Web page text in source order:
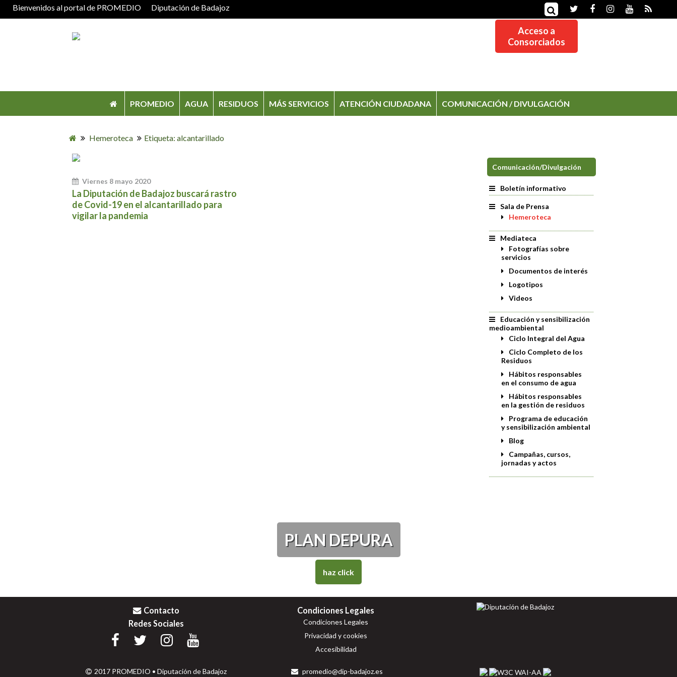
Bienvenidos al portal de PROMEDIO Diputación de Badajoz
Acceso a
Consorciados
PROMEDIO AGUA RESIDUOS MÁS SERVICIOS ATENCIÓN CIUDADANA COMUNICACIÓN / DIVULGACIÓN
Hemeroteca Etiqueta: alcantarillado
Viernes 8 mayo 2020
La Diputación de Badajoz buscará rastro
de Covid-19 en el alcantarillado para
vigilar la pandemia
Comunicación/Divulgación
Boletín informativo
Sala de Prensa
Hemeroteca
Mediateca
Fotografías sobre
servicios
Documentos de interés
Logotipos
Videos
Educación y sensibilización
medioambiental
Ciclo Integral del Agua
Ciclo Completo de los
Residuos
Hábitos responsables
en el consumo de agua
Hábitos responsables
en la gestión de residuos
Programa de educación
y sensibilización ambiental
Blog
Campañas, cursos,
jornadas y actos
PLAN DEPURA
haz click
Contacto
Redes Sociales
Condiciones Legales
Condiciones Legales
Privacidad y cookies
Accesibilidad
2017 PROMEDIO • Diputación de Badajoz promedio@dip-badajoz.es